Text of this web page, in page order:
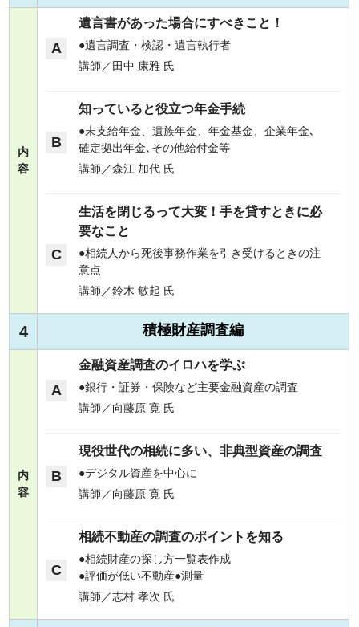
内
容
A
遺言書があった場合にすべきこと！
遺言調査・検認・遺言執行者
講師／田中 康雅 氏
B
知っていると役立つ年金手続
未支給年金、遺族年金、年金基金、企業年金､
確定拠出年金､その他給付金等
講師／森江 加代 氏
C
生活を閉じるって大変！手を貸すときに必
要なこと
相続人から死後事務作業を引き受けるときの注
意点
講師／鈴木 敏起 氏
4 積極財産調査編
内
容
A
金融資産調査のイロハを学ぶ
銀行・証券・保険など主要金融資産の調査
講師／向藤原 寛 氏
B
現役世代の相続に多い、非典型資産の調査
デジタル資産を中心に
講師／向藤原 寛 氏
C
相続不動産の調査のポイントを知る
相続財産の探し方一覧表作成
評価が低い不動産 測量
講師／志村 孝次 氏